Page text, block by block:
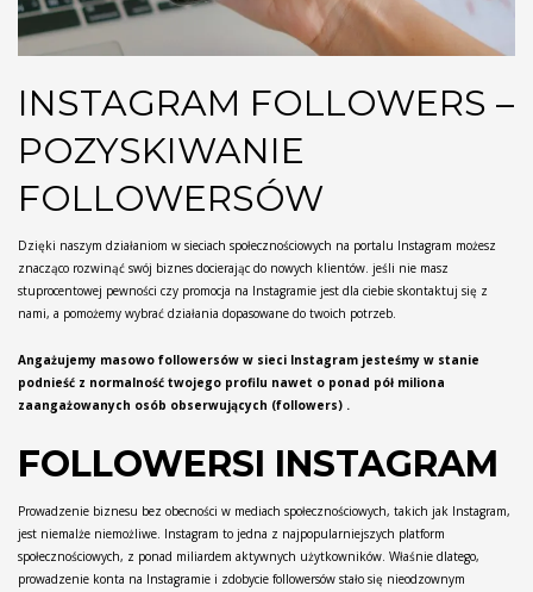
INSTAGRAM FOLLOWERS –
POZYSKIWANIE
FOLLOWERSÓW
Dzięki naszym działaniom w sieciach społecznościowych na portalu Instagram możesz
znacząco rozwinąć swój biznes docierając do nowych klientów. jeśli nie masz
stuprocentowej pewności czy promocja na Instagramie jest dla ciebie skontaktuj się z
nami, a pomożemy wybrać działania dopasowane do twoich potrzeb.
Angażujemy masowo followersów w sieci Instagram jesteśmy w stanie
podnieść z normalność twojego profilu nawet o ponad pół miliona
zaangażowanych osób obserwujących (followers) .
FOLLOWERSI INSTAGRAM
Prowadzenie biznesu bez obecności w mediach społecznościowych, takich jak Instagram,
jest niemalże niemożliwe. Instagram to jedna z najpopularniejszych platform
społecznościowych, z ponad miliardem aktywnych użytkowników. Właśnie dlatego,
prowadzenie konta na Instagramie i zdobycie followersów stało się nieodzownym